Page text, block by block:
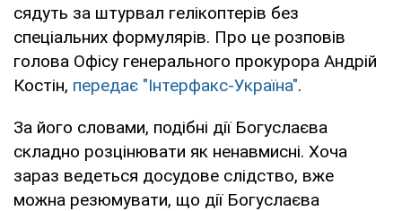
сядуть за штурвал гелікоптерів без
спеціальних формулярів. Про це розповів
голова Офісу генерального прокурора Андрій
Костін, передає "Інтерфакс-Україна".
За його словами, подібні дії Богуслаєва
складно розцінювати як ненавмисні. Хоча
зараз ведеться досудове слідство, вже
можна резюмувати, що дії Богуслаєва